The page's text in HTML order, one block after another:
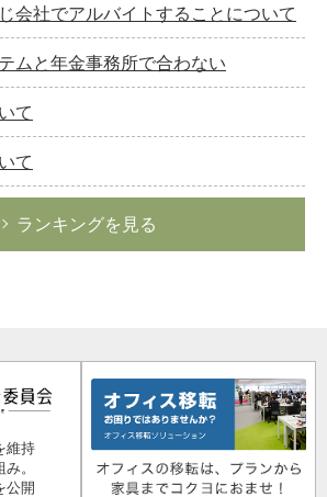
会社でアルバイトすることについて
ムと年金事務所で合わない
て
て
ランキングを見る
維持
。
公開